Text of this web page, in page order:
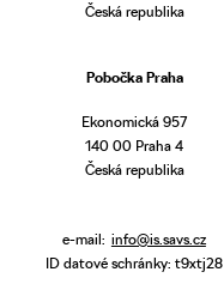
Česká republika
Pobočka Praha
Ekonomická 957
140 00 Praha 4
Česká republika
e-mail: info@is.savs.cz
ID datové schránky: t9xtj28